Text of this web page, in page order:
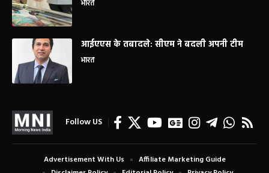
भारत
आईएएस के तबादले: सीएम ने बदली अपनी टीम
भारत
Follow US
Advertisement With Us
Affiliate Marketing Guide